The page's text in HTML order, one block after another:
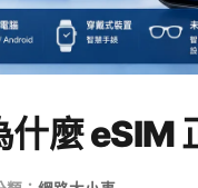
麼 eSIM